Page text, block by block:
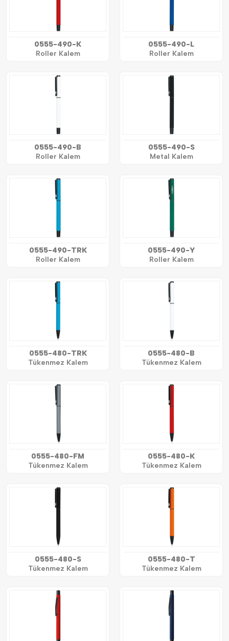
0555-490-K
Roller Kalem
0555-490-L
Roller Kalem
0555-490-B
Roller Kalem
0555-490-S
Metal Kalem
0555-490-TRK
Roller Kalem
0555-490-Y
Roller Kalem
0555-480-TRK
Tükenmez Kalem
0555-480-B
Tükenmez Kalem
0555-480-FM
Tükenmez Kalem
0555-480-K
Tükenmez Kalem
0555-480-S
Tükenmez Kalem
0555-480-T
Tükenmez Kalem